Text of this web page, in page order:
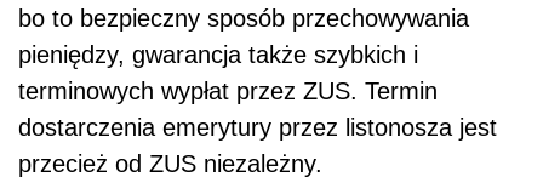
bo to bezpieczny sposób przechowywania
pieniędzy, gwarancja także szybkich i
terminowych wypłat przez ZUS. Termin
dostarczenia emerytury przez listonosza jest
przecież od ZUS niezależny.